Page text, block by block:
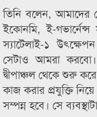
তিনি বলেন, আমাদের
ইকোনমি, ই-
স্যাটেলাই-১
সেটাও আমরা
দ্বীপাঞ্চল থেকে শুরু
কাজ করার প্রযুক্তি নিয়ে
সম্পন্ন হবে। সে